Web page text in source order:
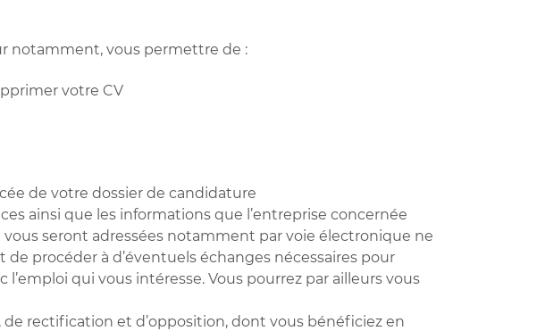
notamment, vous permettre de :
votre CV
de votre dossier de candidature
ainsi que les informations que l’entreprise concernée
seront adressées notamment par voie électronique ne
procéder à d’éventuels échanges nécessaires pour
qui vous intéresse. Vous pourrez par ailleurs vous
de rectification et d’opposition, dont vous bénéficiez en